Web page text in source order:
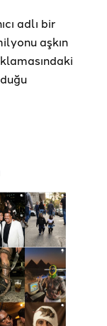
adlı bir
aşkın